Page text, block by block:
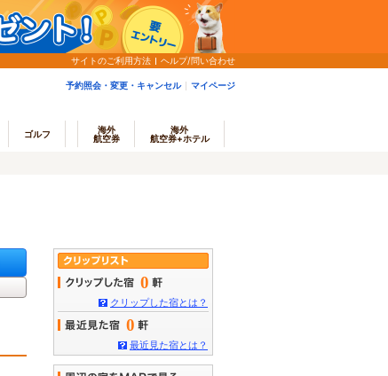
サイトのご利用方法 ヘルプ/問い合わせ
予約照会・変更・キャンセル マイページ
ゴルフ
海外
航空券
海外
航空券+ホテル
0
クリップした宿とは？
0
最近見た宿とは？